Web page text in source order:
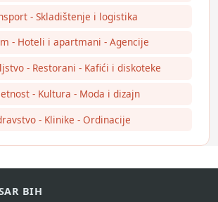
- Skladištenje i logistika
- Hoteli i apartmani - Agencije
- Restorani - Kafići i diskoteke
- Kultura - Moda i dizajn
- Klinike - Ordinacije
BIH